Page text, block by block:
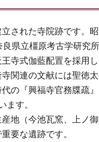
された寺院跡です。
県立橿原考古学研究
寺式伽藍配置を採用
関連の文献には聖徳
の『興福寺官務牒疏
ます。
地（今池瓦窯、上ノ
要な遺跡です。